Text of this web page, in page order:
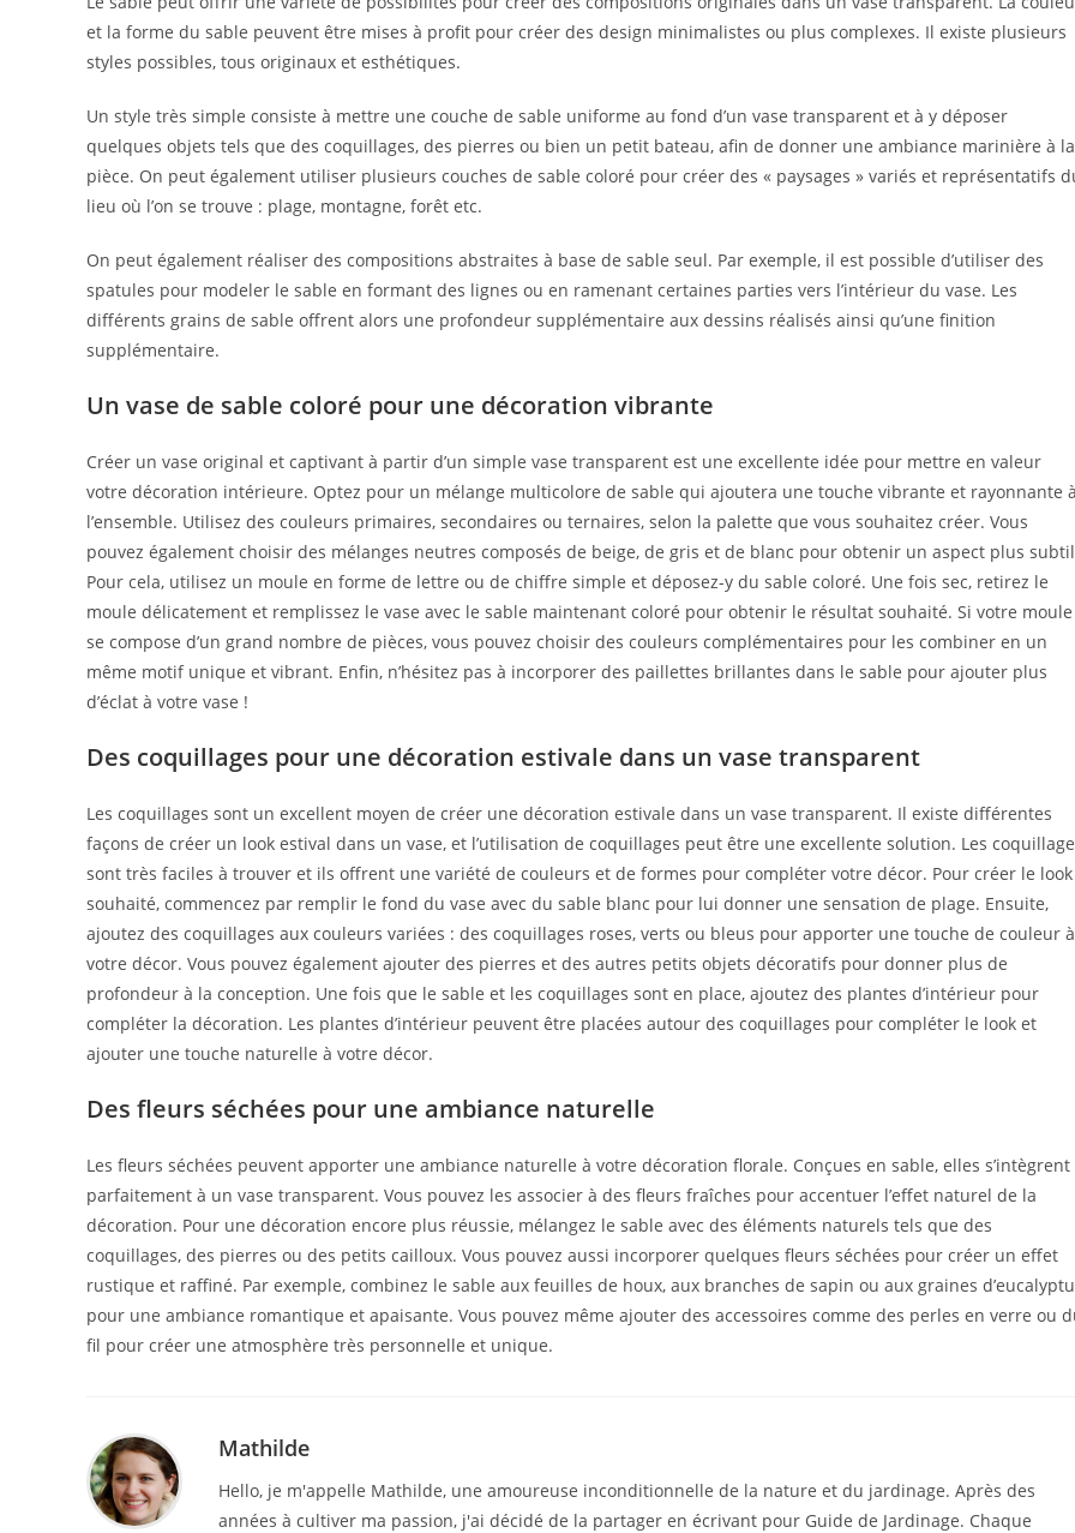
et la forme du sable peuvent être mises à profit pour créer des design minimalistes ou plus complexes. Il existe plusieurs
styles possibles, tous originaux et esthétiques.
Un style très simple consiste à mettre une couche de sable uniforme au fond d’un vase transparent et à y déposer
quelques objets tels que des coquillages, des pierres ou bien un petit bateau, afin de donner une ambiance marinière à la
pièce. On peut également utiliser plusieurs couches de sable coloré pour créer des « paysages » variés et représentatifs
lieu où l’on se trouve : plage, montagne, forêt etc.
On peut également réaliser des compositions abstraites à base de sable seul. Par exemple, il est possible d’utiliser des
spatules pour modeler le sable en formant des lignes ou en ramenant certaines parties vers l’intérieur du vase. Les
différents grains de sable offrent alors une profondeur supplémentaire aux dessins réalisés ainsi qu’une finition
supplémentaire.
Un vase de sable coloré pour une décoration vibrante
Créer un vase original et captivant à partir d’un simple vase transparent est une excellente idée pour mettre en valeur
votre décoration intérieure. Optez pour un mélange multicolore de sable qui ajoutera une touche vibrante et rayonnante
l’ensemble. Utilisez des couleurs primaires, secondaires ou ternaires, selon la palette que vous souhaitez créer. Vous
pouvez également choisir des mélanges neutres composés de beige, de gris et de blanc pour obtenir un aspect plus
Pour cela, utilisez un moule en forme de lettre ou de chiffre simple et déposez-y du sable coloré. Une fois sec, retirez le
moule délicatement et remplissez le vase avec le sable maintenant coloré pour obtenir le résultat souhaité. Si votre moule
se compose d’un grand nombre de pièces, vous pouvez choisir des couleurs complémentaires pour les combiner en un
même motif unique et vibrant. Enfin, n’hésitez pas à incorporer des paillettes brillantes dans le sable pour ajouter plus
d’éclat à votre vase !
Des coquillages pour une décoration estivale dans un vase transparent
Les coquillages sont un excellent moyen de créer une décoration estivale dans un vase transparent. Il existe différentes
façons de créer un look estival dans un vase, et l’utilisation de coquillages peut être une excellente solution. Les
sont très faciles à trouver et ils offrent une variété de couleurs et de formes pour compléter votre décor. Pour créer le look
souhaité, commencez par remplir le fond du vase avec du sable blanc pour lui donner une sensation de plage. Ensuite,
ajoutez des coquillages aux couleurs variées : des coquillages roses, verts ou bleus pour apporter une touche de couleur à
votre décor. Vous pouvez également ajouter des pierres et des autres petits objets décoratifs pour donner plus de
profondeur à la conception. Une fois que le sable et les coquillages sont en place, ajoutez des plantes d’intérieur pour
compléter la décoration. Les plantes d’intérieur peuvent être placées autour des coquillages pour compléter le look et
ajouter une touche naturelle à votre décor.
Des fleurs séchées pour une ambiance naturelle
Les fleurs séchées peuvent apporter une ambiance naturelle à votre décoration florale. Conçues en sable, elles s’intègrent
parfaitement à un vase transparent. Vous pouvez les associer à des fleurs fraîches pour accentuer l’effet naturel de la
décoration. Pour une décoration encore plus réussie, mélangez le sable avec des éléments naturels tels que des
coquillages, des pierres ou des petits cailloux. Vous pouvez aussi incorporer quelques fleurs séchées pour créer un effet
rustique et raffiné. Par exemple, combinez le sable aux feuilles de houx, aux branches de sapin ou aux graines
pour une ambiance romantique et apaisante. Vous pouvez même ajouter des accessoires comme des perles en verre ou
fil pour créer une atmosphère très personnelle et unique.
Mathilde
Hello, je m'appelle Mathilde, une amoureuse inconditionnelle de la nature et du jardinage. Après des
années à cultiver ma passion, j'ai décidé de la partager en écrivant pour Guide de Jardinage. Chaque